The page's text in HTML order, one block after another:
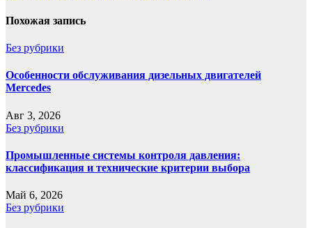
Похожая запись
Без рубрики
Особенности обслуживания дизельных двигателей
Mercedes
Авг 3, 2026
Без рубрики
Промышленные системы контроля давления:
классификация и технические критерии выбора
Май 6, 2026
Без рубрики